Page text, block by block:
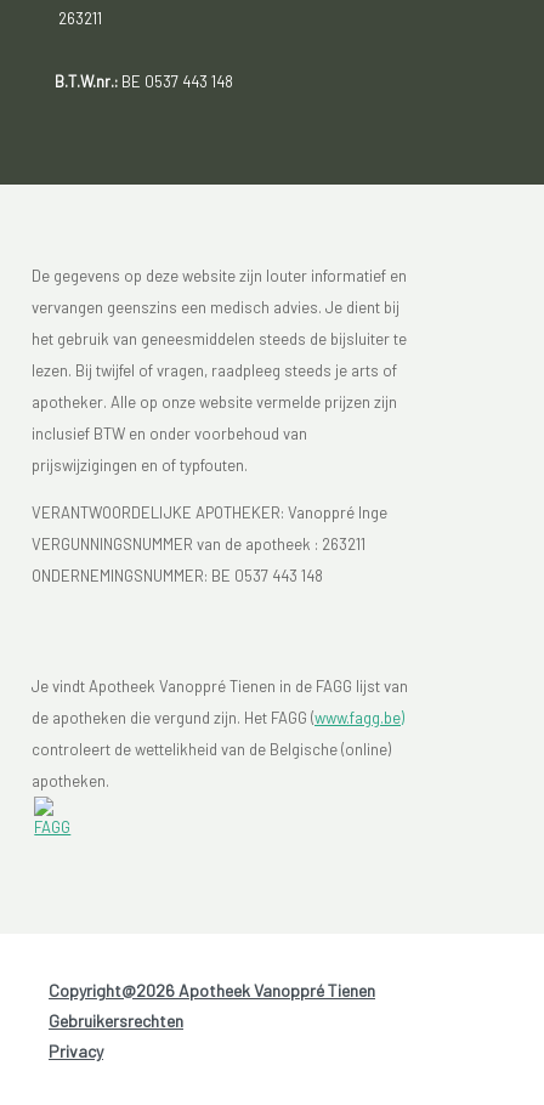
263211
B.T.W.nr.:BE 0537 443 148
De gegevens op deze website zijn louter informatief en
vervangen geenszins een medisch advies. Je dient bij
het gebruik van geneesmiddelen steeds de bijsluiter te
lezen. Bij twijfel of vragen, raadpleeg steeds je arts of
apotheker. Alle op onze website vermelde prijzen zijn
inclusief BTW en onder voorbehoud van
prijswijzigingen en of typfouten.
VERANTWOORDELIJKE APOTHEKER: Vanoppré Inge
VERGUNNINGSNUMMER van de apotheek : 263211
ONDERNEMINGSNUMMER: BE 0537 443 148
Je vindt Apotheek Vanoppré Tienen in de FAGG lijst van
de apotheken die vergund zijn. Het FAGG (www.fagg.be)
controleert de wettelikheid van de Belgische (online)
apotheken.
Copyright@2026 Apotheek Vanoppré Tienen
Gebruikersrechten
Privacy